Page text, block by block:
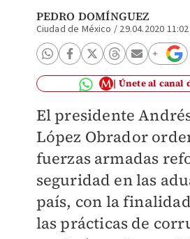
PEDRO DOMÍNGUEZ
Ciudad de México / 29.04.2020
Únete al canal
El presidente
López Obrador
fuerzas armadas
seguridad en las
país, con la
las prácticas de